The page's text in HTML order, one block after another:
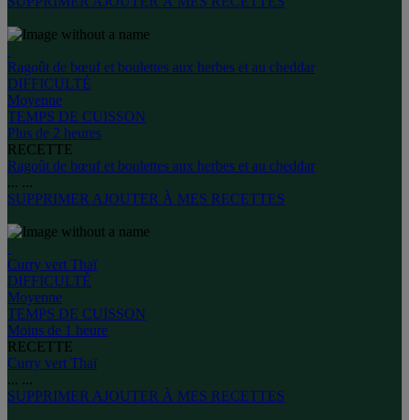
Ragoût de bœuf et boulettes aux herbes et au cheddar
DIFFICULTÉ
Moyenne
TEMPS DE CUISSON
Plus de 2 heures
RECETTE
Ragoût de bœuf et boulettes aux herbes et au cheddar
... ...
SUPPRIMER AJOUTER À MES RECETTES
Curry vert Thaï
DIFFICULTÉ
Moyenne
TEMPS DE CUISSON
Moins de 1 heure
RECETTE
Curry vert Thaï
... ...
SUPPRIMER AJOUTER À MES RECETTES